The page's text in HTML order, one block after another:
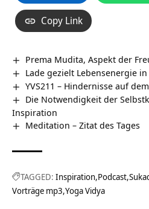
Copy Link
Prema Mudita, Aspekt der
Lade gezielt Lebensenergie
YVS211 – Hindernisse auf
Die Notwendigkeit der
Inspiration
Meditation – Zitat des Tages
TAGGED: Inspiration Podcast
Vorträge mp3 Yoga Vidya